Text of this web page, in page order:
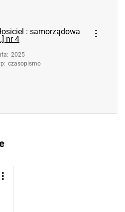
: samorządowa
nr 4
: 2025
: czasopismo